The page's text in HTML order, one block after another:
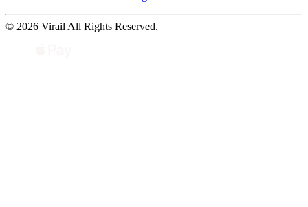
© 2026 Virail All Rights Reserved.